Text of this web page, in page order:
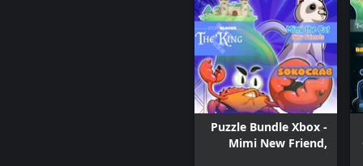
Puzzle Bundle Xbox -
Mimi New Friend,